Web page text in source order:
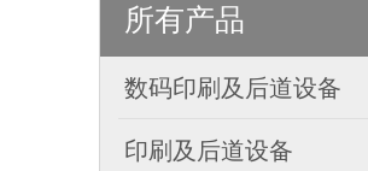
所有产品
数码印刷及后道设备
印刷及后道设备